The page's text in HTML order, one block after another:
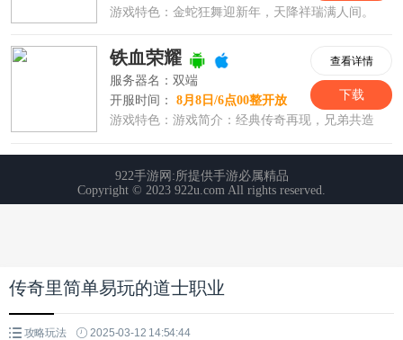
传奇里简单易玩的道士职业
攻略玩法 2025-03-12 14:54:44